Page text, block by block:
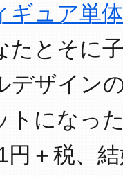
ギュア単
たとそに
デザイン
トになっ
円＋税、